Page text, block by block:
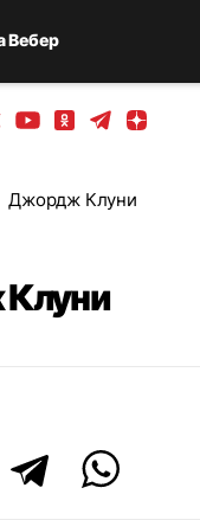
Вебер
YoutubeОдноклассники
Телеграм
Яндекс
Джордж Клуни